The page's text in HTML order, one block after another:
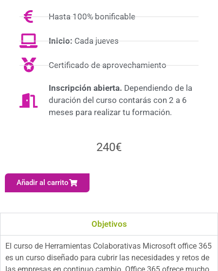
Hasta 100% bonificable
Inicio:Cada jueves
Certificado de aprovechamiento
Inscripción abierta. Dependiendo de la
duración del curso contarás con 2 a 6
meses para realizar tu formación.
240€
Añadir al carrito
Objetivos
El curso de Herramientas Colaborativas Microsoft office 365
es un curso diseñado para cubrir las necesidades y retos de